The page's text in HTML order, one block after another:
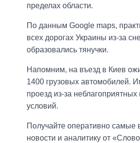
пределах области.
По данным Google maps,
всех дорогах Украины из-за
образовались тянучки.
Напомним, на въезд в Киев
1400 грузовых автомобилей.
проезд из-за
условий.
Получайте оперативно самые
новости и аналитику от